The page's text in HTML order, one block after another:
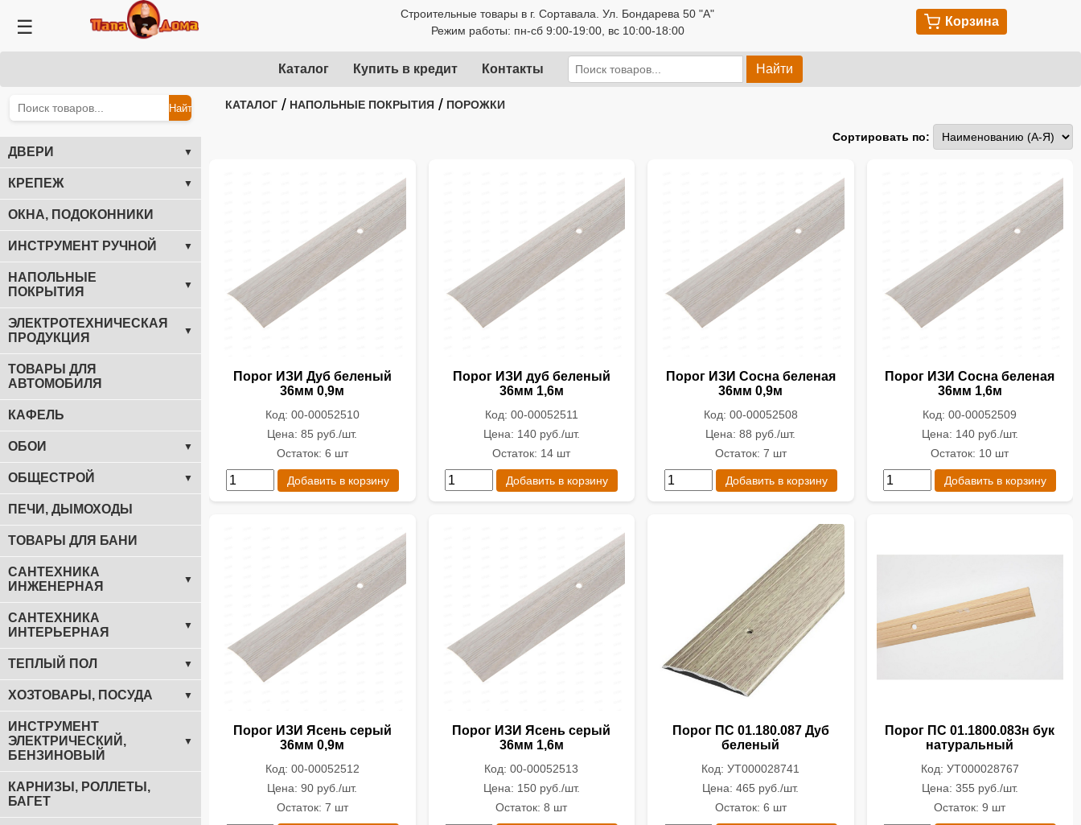
☰
Строительные товары в г. Сортавала. Ул. Бондарева 50 "А"
Режим работы: пн-сб 9:00-19:00, вс 10:00-18:00
Корзина
Каталог Купить в кредит Контакты Найти
Найти
ДВЕРИ ▼
КРЕПЕЖ ▼
ОКНА, ПОДОКОННИКИ
ИНСТРУМЕНТ РУЧНОЙ ▼
НАПОЛЬНЫЕ
ПОКРЫТИЯ
▼
ЭЛЕКТРОТЕХНИЧЕСКАЯ
ПРОДУКЦИЯ
▼
ТОВАРЫ ДЛЯ
АВТОМОБИЛЯ
КАФЕЛЬ
ОБОИ ▼
ОБЩЕСТРОЙ ▼
ПЕЧИ, ДЫМОХОДЫ
ТОВАРЫ ДЛЯ БАНИ
САНТЕХНИКА
ИНЖЕНЕРНАЯ
▼
САНТЕХНИКА
ИНТЕРЬЕРНАЯ
▼
ТЕПЛЫЙ ПОЛ ▼
ХОЗТОВАРЫ, ПОСУДА ▼
ИНСТРУМЕНТ
ЭЛЕКТРИЧЕСКИЙ,
БЕНЗИНОВЫЙ
▼
КАРНИЗЫ, РОЛЛЕТЫ,
БАГЕТ
КАТАЛОГ / НАПОЛЬНЫЕ ПОКРЫТИЯ / ПОРОЖКИ
Сортировать по:
Порог ИЗИ Дуб беленый
36мм 0,9м
Код: 00-00052510
Цена: 85 руб./шт.
Остаток: 6 шт
Добавить в корзину
Порог ИЗИ дуб беленый
36мм 1,6м
Код: 00-00052511
Цена: 140 руб./шт.
Остаток: 14 шт
Добавить в корзину
Порог ИЗИ Сосна беленая
36мм 0,9м
Код: 00-00052508
Цена: 88 руб./шт.
Остаток: 7 шт
Добавить в корзину
Порог ИЗИ Сосна беленая
36мм 1,6м
Код: 00-00052509
Цена: 140 руб./шт.
Остаток: 10 шт
Добавить в корзину
Порог ИЗИ Ясень серый
36мм 0,9м
Код: 00-00052512
Цена: 90 руб./шт.
Остаток: 7 шт
Порог ИЗИ Ясень серый
36мм 1,6м
Код: 00-00052513
Цена: 150 руб./шт.
Остаток: 8 шт
Порог ПС 01.180.087 Дуб
беленый
Код: УТ000028741
Цена: 465 руб./шт.
Остаток: 6 шт
Порог ПС 01.1800.083н бук
натуральный
Код: УТ000028767
Цена: 355 руб./шт.
Остаток: 9 шт